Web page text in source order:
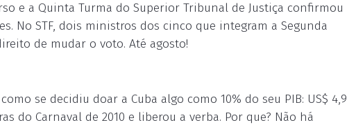
e a Quinta Turma do Superior Tribunal de Justiça confirmou
No STF, dois ministros dos cinco que integram a Segunda
de mudar o voto. Até agosto!
se decidiu doar a Cuba algo como 10% do seu PIB: US$ 4,9
do Carnaval de 2010 e liberou a verba. Por que? Não há